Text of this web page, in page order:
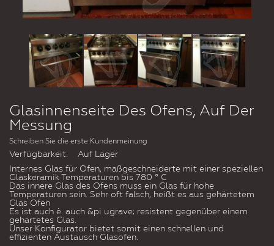
Glasinnenseite Des Ofens, Auf Der
Messung
Schreiben Sie die erste Kundenmeinung
Verfügbarkeit:
Auf Lager
Internes Glas für Ofen, maßgeschneiderte mit einer speziellen
Glaskeramik Temperaturen bis 780 ° C
Das innere Glas des Ofens muss ein Glas für hohe
Temperaturen sein. Sehr oft falsch, heißt es aus gehärtetem
Glas Ofen
Es ist auch è. auch &pi ugrave; resistent gegenüber einem
gehärtetes Glas.
Unser Konfigurator bietet somit einen schnellen und
effizienten Austausch Glasofen.